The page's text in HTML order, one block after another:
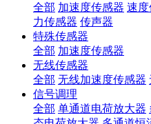
全部 加速度传感器 速度
力传感器 传声器
特殊传感器
全部 加速度传感器
无线传感器
全部 无线加速度传感器
信号调理
全部 单通道电荷放大器